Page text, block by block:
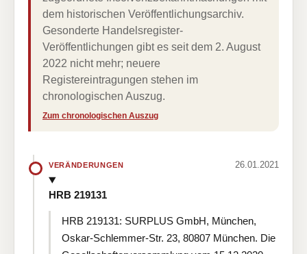
dem historischen Veröffentlichungsarchiv.
Gesonderte Handelsregister-
Veröffentlichungen gibt es seit dem 2. August
2022 nicht mehr; neuere
Registereintragungen stehen im
chronologischen Auszug.
Zum chronologischen Auszug
VERÄNDERUNGEN 26.01.2021
HRB 219131
HRB 219131: SURPLUS GmbH, München,
Oskar-Schlemmer-Str. 23, 80807 München. Die